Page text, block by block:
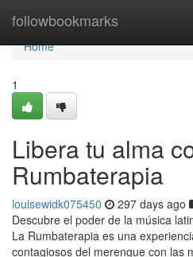
followbookmarks
Home
Home
1
Libera tu alma
Rumbaterapia
louisewidk075450 297 days ago
Descubre el poder de la música
La Rumbaterapia es una
contagiosos del merengue con las